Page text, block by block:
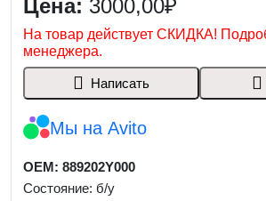
Цена: 3000,00₽
На товар действует СКИДКА!
менеджера.
Написать
Мы на Avito
OEM: 889202Y000
Состояние: б/у